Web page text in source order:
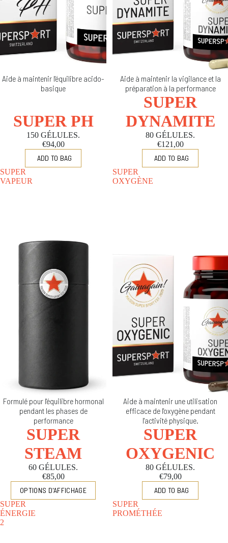
Aide à maintenir l'équilibre acido-
basique
SUPER PH
150 GÉLULES.
€94,00
Aide à maintenir la vigilance et la
préparation à la performance
SUPER
DYNAMITE
80 GÉLULES.
€121,00
SUPER
VAPEUR
Formulé pour l'équilibre hormonal
pendant les phases de
performance
SUPER
STEAM
60 GÉLULES.
€85,00
OPTIONS D'AFFICHAGE
SUPER
OXYGÈNE
Aide à maintenir une utilisation
efficace de l'oxygène pendant
l'activité physique.
SUPER
OXYGENIC
80 GÉLULES.
€79,00
SUPER
ÉNERGIE
2
SUPER
PROMÉTHÉE